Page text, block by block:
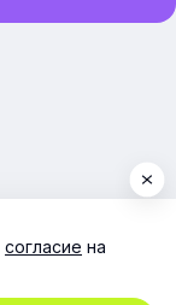
согласие на